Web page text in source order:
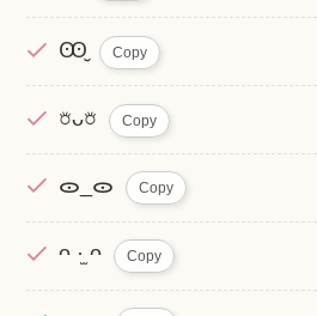
Ꙭ̮ Copy
𖠶ᴗ𖠶︎︎︎︎ Copy
ᯣ_ᯣ Copy
ᴖ ·̫ ᴖ Copy